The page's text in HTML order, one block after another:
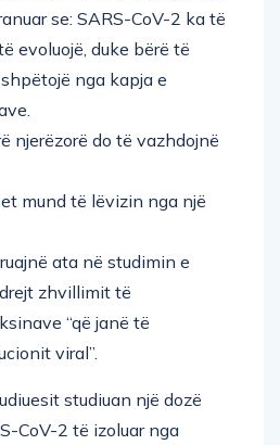
se: SARS-CoV-2 ka të
evoluojë, duke bërë të
nga kapja e
njerëzorë do të vazhdojnë
mund të lëvizin nga një
ata në studimin e
zhvillimit të
“që janë të
viral”.
studiuan një dozë
CoV-2 të izoluar nga